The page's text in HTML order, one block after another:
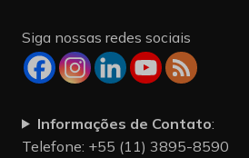
Siga nossas redes sociais
Informações de Contato:
Telefone: +55 (11) 3895-8590